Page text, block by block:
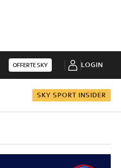
OFFERTE SKY LOGIN
SKY SPORT INSIDER